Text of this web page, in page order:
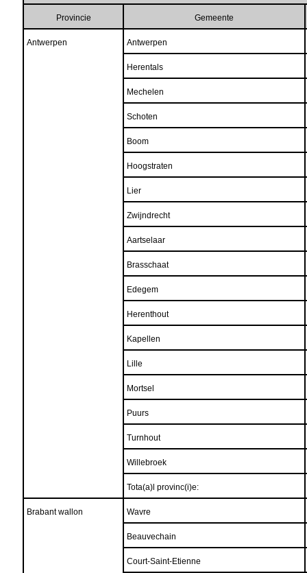
Provincie Gemeente
Antwerpen Antwerpen
Herentals
Mechelen
Schoten
Boom
Hoogstraten
Lier
Zwijndrecht
Aartselaar
Brasschaat
Edegem
Herenthout
Kapellen
Lille
Mortsel
Puurs
Turnhout
Willebroek
Tota(a)l provinc(i)e:
Brabant wallon Wavre
Beauvechain
Court-Saint-Etienne